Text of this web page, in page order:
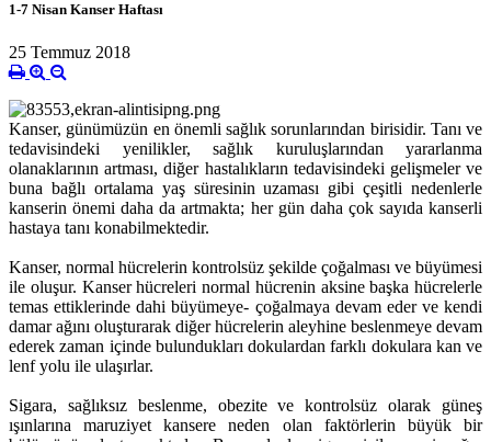
1-7 Nisan Kanser Haftası
25 Temmuz 2018
Kanser, günümüzün en önemli sağlık sorunlarından birisidir. Tanı ve
tedavisindeki yenilikler, sağlık kuruluşlarından yararlanma
olanaklarının artması, diğer hastalıkların tedavisindeki gelişmeler ve
buna bağlı ortalama yaş süresinin uzaması gibi çeşitli nedenlerle
kanserin önemi daha da artmakta; her gün daha çok sayıda kanserli
hastaya tanı konabilmektedir.
Kanser, normal hücrelerin kontrolsüz şekilde çoğalması ve büyümesi
ile oluşur. Kanser hücreleri normal hücrenin aksine başka hücrelerle
temas ettiklerinde dahi büyümeye- çoğalmaya devam eder ve kendi
damar ağını oluşturarak diğer hücrelerin aleyhine beslenmeye devam
ederek zaman içinde bulundukları dokulardan farklı dokulara kan ve
lenf yolu ile ulaşırlar.
Sigara, sağlıksız beslenme, obezite ve kontrolsüz olarak güneş
ışınlarına maruziyet kansere neden olan faktörlerin büyük bir